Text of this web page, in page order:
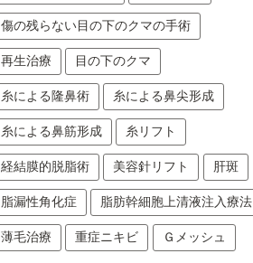
傷の残らない目の下のクマの手術
再生治療 目の下のクマ
糸による隆鼻術 糸による鼻尖形成
糸による鼻筋形成 糸リフト
経結膜的脱脂術 美容針リフト 肝斑
脂漏性角化症 脂肪幹細胞上清液注入療法
薄毛治療 重症ニキビ Ｇメッシュ